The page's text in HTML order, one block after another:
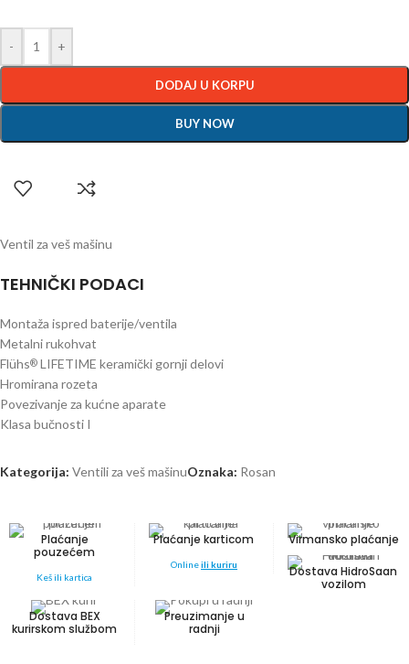
- +
DODAJ U KORPU
BUY NOW
Ventil za veš mašinu
TEHNIČKI PODACI
Montaža ispred baterije/ventila
Metalni rukohvat
Flühs® LIFETIME keramički gornji delovi
Hromirana rozeta
Povezivanje za kućne aparate
Klasa bučnosti I
Kategorija: Ventili za veš mašinuOznaka: Rosan
Plaćanje
pouzećem
Keš ili kartica
Plaćanje karticom
Onlineili kuriru
Virmansko plaćanje
Dostava HidroSaan
vozilom
Dostava BEX
kurirskom službom
Preuzimanje u
radnji